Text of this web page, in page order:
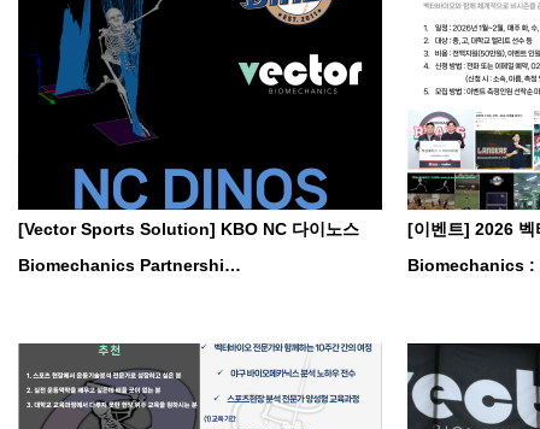
[Vector Sports Solution] KBO NC 다이노스
Biomechanics Partnershi…
[이벤트] 2026
Biomechanics :